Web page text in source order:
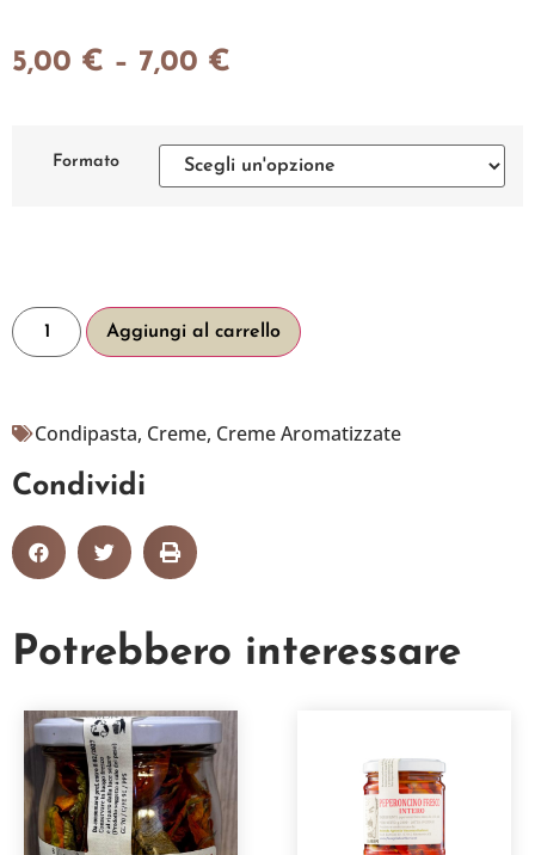
5,00 € – 7,00 €
Formato
Aggiungi al carrello
Condipasta, Creme, Creme Aromatizzate
Condividi
Potrebbero interessare